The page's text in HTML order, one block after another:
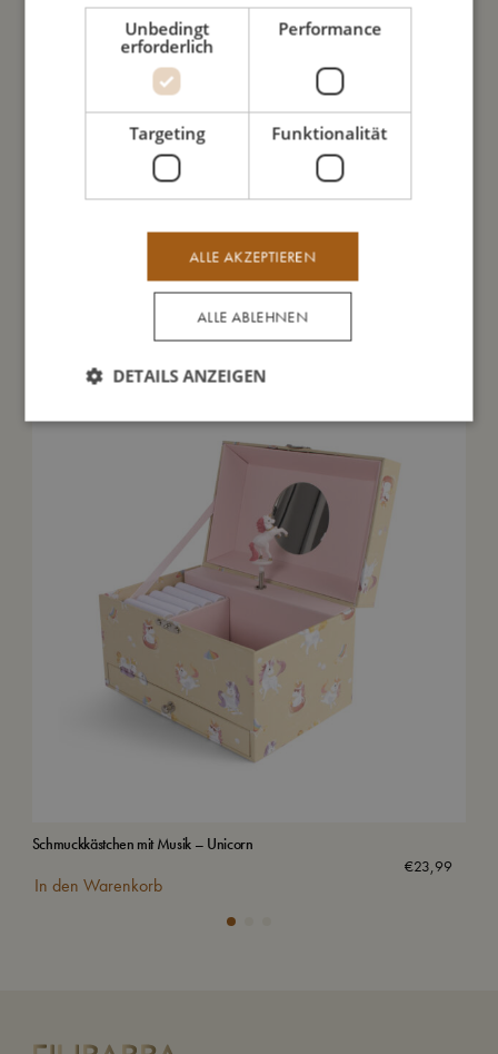
Daraus bin ich gemacht
So kannst Du mich pflegen
Das könnte dir auch gefallen
Schmuckkästchen mit Musik – Unicorn
€23,99
In den Warenkorb
Unbedingt
erforderlich
Performance
Targeting Funktionalität
ALLE AKZEPTIEREN
ALLE ABLEHNEN
DETAILS ANZEIGEN